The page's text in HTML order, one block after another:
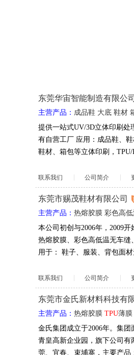
东莞华宙智能制造有限公
主营产品： 成品鞋 大底 鞋材
提供一站式UV/3D立体印刷处
有自营工厂 应用：成品鞋、
鞋材、箱包等立体印刷，
联系我们 公司简介
东莞市赐茂鞋材有限公司
主营产品： 热熔胶膜 彩色高
本公司初创与2006年，2009
热熔胶膜、彩色高低温无车
用于： 鞋子、服装、背包面
联系我们 公司简介
东莞市金氏新材料科技有
主营产品： 热熔胶膜 TPU薄膜
金氏集团成立于2006年。集
青皇高新企业园，旗下公司
莞、宜春、束埔寨，主要产品